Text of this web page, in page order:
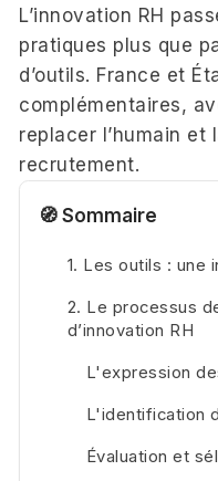
L’innovation RH
pratiques plus que
d’outils. France et
complémentaires,
replacer l’humain
recrutement.
🧭 Sommaire
1. Les outils : une
2. Le processus
d’innovation RH
L'expression
L'identification
Évaluation et